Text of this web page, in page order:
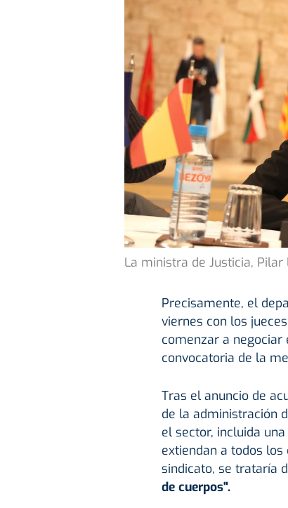
La ministra de Justicia, Pilar
Precisamente, el
viernes con los
comenzar a negociar
convocatoria de la
Tras el anuncio de
de la administración
el sector, incluida
extiendan a todos
sindicato, se trataría
de cuerpos".